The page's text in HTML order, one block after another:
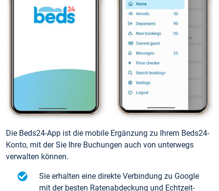
Die Beds24-App ist die mobile Ergänzung zu Ihrem Beds24-
Konto, mit der Sie Ihre Buchungen auch von unterwegs
verwalten können.
Sie erhalten eine direkte Verbindung zu Google
mit der besten Ratenabdeckung und Echtzeit-